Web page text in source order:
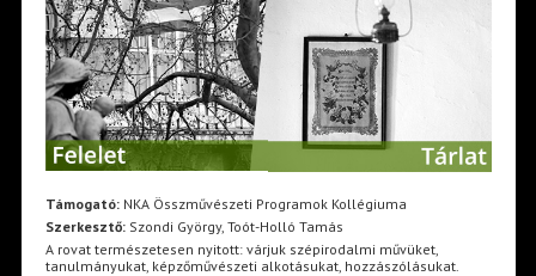
Támogató:NKA Összművészeti Programok Kollégiuma
Szerkesztő:Szondi György, Toót-Holló Tamás
A rovat természetesen nyitott: várjuk szépirodalmi művüket,
tanulmányukat, képzőművészeti alkotásukat, hozzászólásukat.